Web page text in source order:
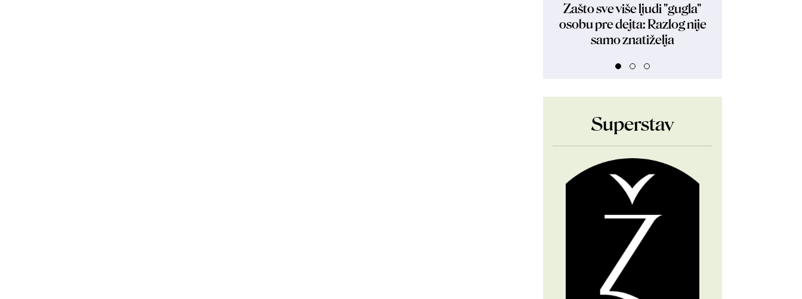
Zašto sve više ljudi "gugla"
osobu pre dejta: Razlog nije
samo znatiželja
Superstav